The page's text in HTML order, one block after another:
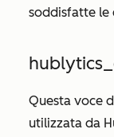
soddisfatte le
Questa voce
utilizzata da